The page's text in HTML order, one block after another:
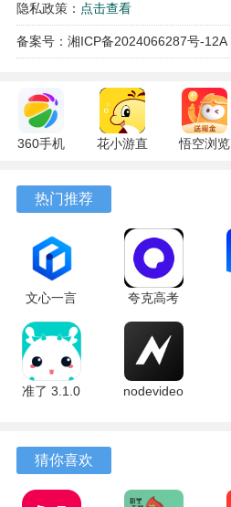
隐私政策： 点击查看
备案号：湘ICP备2024066287号-12A
360手机
10.13.27
最新版
花小游直
17.9.56
悟空浏览
热门推荐
文心一言
4.0
5.16.0.10
最新版
夸克高考
10.14.6.1121
最新版
准了 3.1.0
nodevideo
猜你喜欢